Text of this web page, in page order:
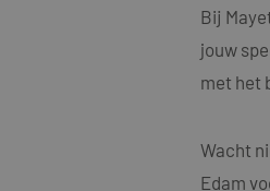
Bij
jouw
met het
Wacht
Edam